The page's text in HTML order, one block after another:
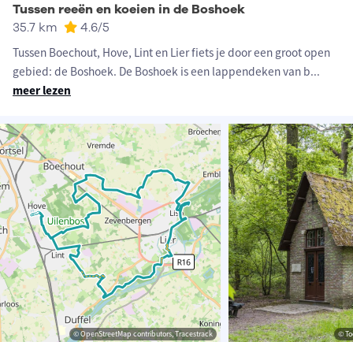
Tussen reeën en koeien in de Boshoek
35.7 km 4.6/5
Tussen Boechout, Hove, Lint en Lier fiets je door een groot open
gebied: de Boshoek. De Boshoek is een lappendeken van b...
meer lezen
© OpenStreetMap contributors, Tracestrack ©